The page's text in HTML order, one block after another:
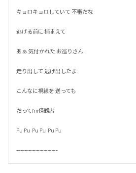
キョロキョロしていて 不審だな
逃げる前に 捕まえて
あぁ 気付かれた お巡りさん
走り出して 逃げ出したよ
こんなに視線を 送っても
だってI'm傍観者
Pu Pu  Pu Pu  Pu Pu
---------------------